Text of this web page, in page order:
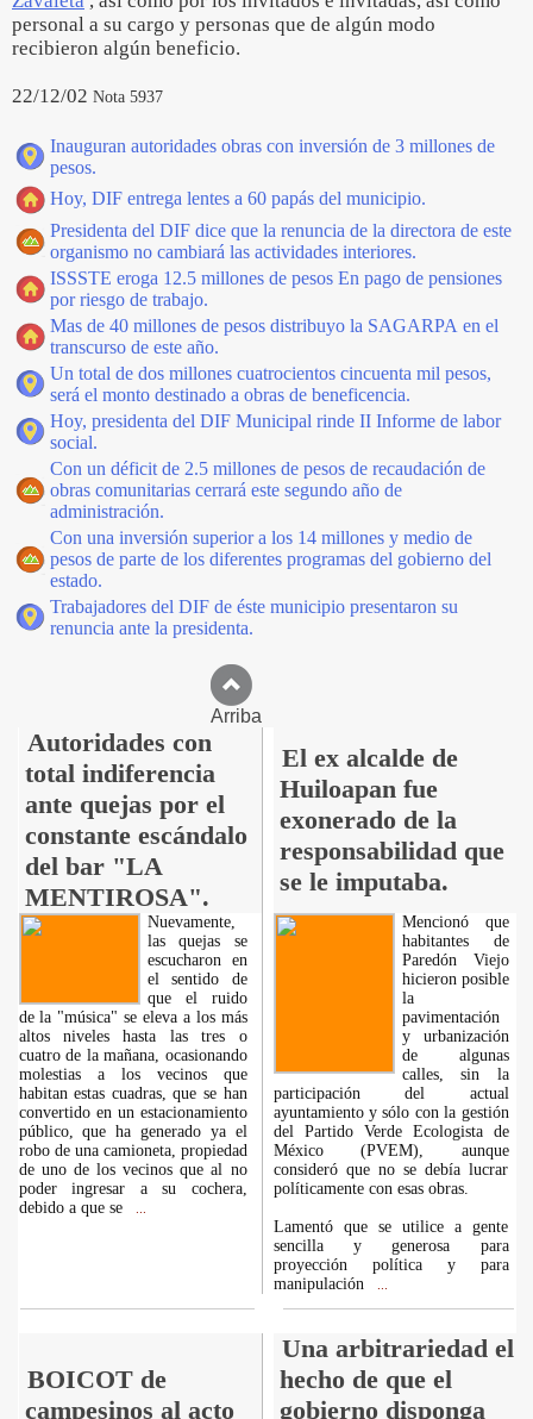
personal a su cargo y personas que de algún modo
recibieron algún beneficio.
22/12/02 Nota 5937
Inauguran autoridades obras con inversión de 3 millones de
pesos.
Hoy, DIF entrega lentes a 60 papás del municipio.
Presidenta del DIF dice que la renuncia de la directora de este
organismo no cambiará las actividades interiores.
ISSSTE eroga 12.5 millones de pesos En pago de pensiones
por riesgo de trabajo.
Mas de 40 millones de pesos distribuyo la SAGARPA en el
transcurso de este año.
Un total de dos millones cuatrocientos cincuenta mil pesos,
será el monto destinado a obras de beneficencia.
Hoy, presidenta del DIF Municipal rinde II Informe de labor
social.
Con un déficit de 2.5 millones de pesos de recaudación de
obras comunitarias cerrará este segundo año de
administración.
Con una inversión superior a los 14 millones y medio de
pesos de parte de los diferentes programas del gobierno del
estado.
Trabajadores del DIF de éste municipio presentaron su
renuncia ante la presidenta.
Arriba
Autoridades con
total indiferencia
ante quejas por el
constante escándalo
del bar "LA
MENTIROSA".
El ex alcalde de
Huiloapan fue
exonerado de la
responsabilidad que
se le imputaba.
Nuevamente,
las quejas se
escucharon en
el sentido de
que el ruido
de la "música" se eleva a los más
altos niveles hasta las tres o
cuatro de la mañana, ocasionando
molestias a los vecinos que
habitan estas cuadras, que se han
convertido en un estacionamiento
público, que ha generado ya el
robo de una camioneta, propiedad
de uno de los vecinos que al no
poder ingresar a su cochera,
debido a que se
Mencionó que
habitantes de
Paredón Viejo
hicieron posible
la
pavimentación
y urbanización
de algunas
calles, sin la
participación del actual
ayuntamiento y sólo con la gestión
del Partido Verde Ecologista de
México (PVEM), aunque
consideró que no se debía lucrar
políticamente con esas obras.
Lamentó que se utilice a gente
sencilla y generosa para
proyección política y para
manipulación
BOICOT de
campesinos al acto
Una arbitrariedad el
hecho de que el
gobierno disponga